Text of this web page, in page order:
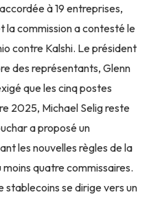
à 19 entreprises,
la commission a contesté le
contre Kalshi. Le président
des représentants, Glenn
que les cinq postes
2025, Michael Selig reste
a proposé un
les nouvelles règles de la
quatre commissaires.
stablecoins se dirige vers un